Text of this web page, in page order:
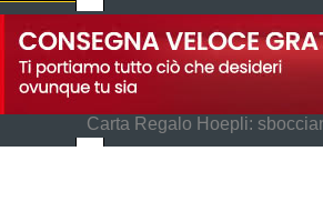
Carta Regalo Hoepli: